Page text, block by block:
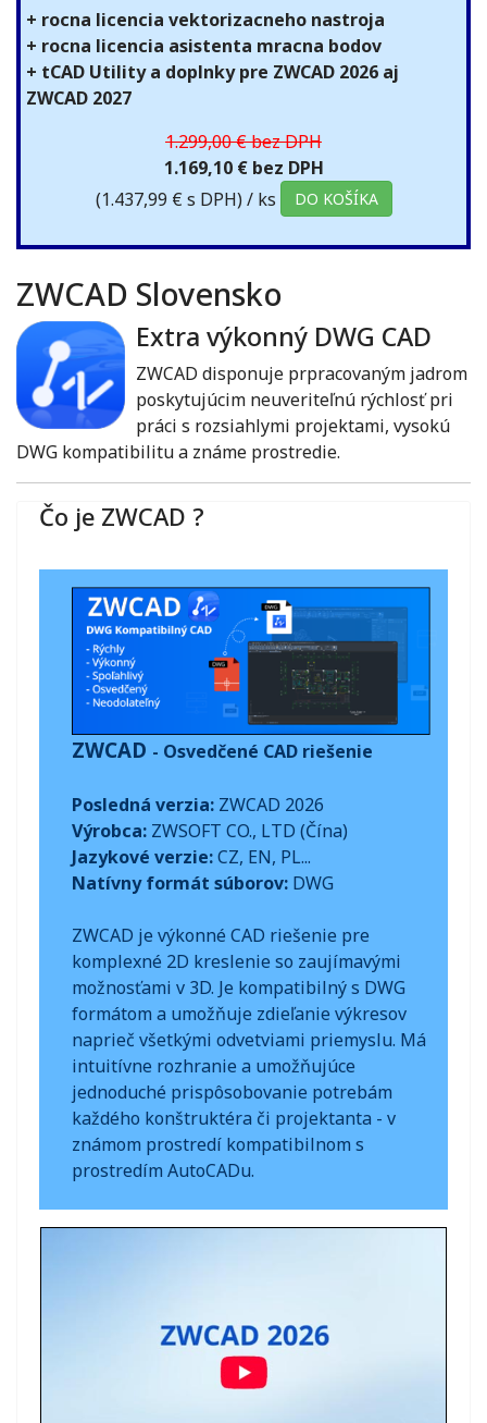
+ rocna licencia vektorizacneho nastroja
+ rocna licencia asistenta mracna bodov
+ tCAD Utility a doplnky pre ZWCAD 2026 aj
ZWCAD 2027
1.299,00 € bez DPH
1.169,10 € bez DPH
(1.437,99 € s DPH) / ks DO KOŠÍKA
ZWCAD Slovensko
Extra výkonný DWG CAD
ZWCAD disponuje prpracovaným jadrom
poskytujúcim neuveriteľnú rýchlosť pri
práci s rozsiahlymi projektami, vysokú
DWG kompatibilitu a známe prostredie.
Čo je ZWCAD ?
ZWCAD - Osvedčené CAD riešenie
Posledná verzia: ZWCAD 2026
Výrobca: ZWSOFT CO., LTD (Čína)
Jazykové verzie:CZ, EN, PL...
Natívny formát súborov: DWG
ZWCAD je výkonné CAD riešenie pre
komplexné 2D kreslenie so zaujímavými
možnosťami v 3D. Je kompatibilný s DWG
formátom a umožňuje zdieľanie výkresov
naprieč všetkými odvetviami priemyslu. Má
intuitívne rozhranie a umožňujúce
jednoduché prispôsobovanie potrebám
každého konštruktéra či projektanta - v
známom prostredí kompatibilnom s
prostredím AutoCADu.